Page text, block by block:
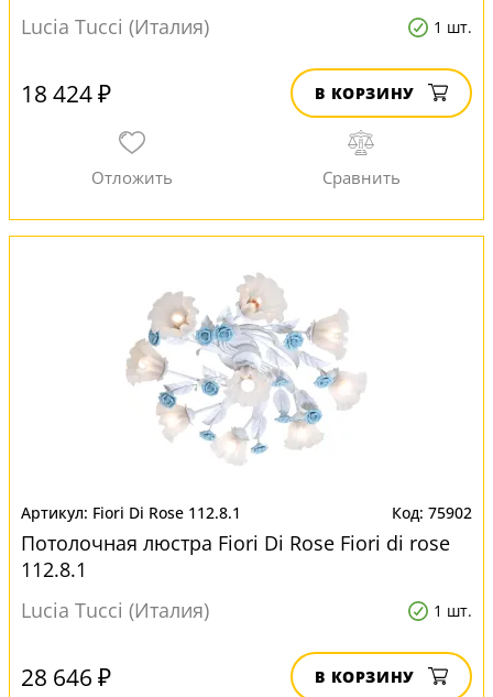
Lucia Tucci (Италия)
1 шт.
18 424 ₽ В КОРЗИНУ
Fiori Di Rose 112.8.1 75902
Потолочная люстра Fiori Di Rose Fiori di rose
112.8.1
Lucia Tucci (Италия)
1 шт.
28 646 ₽ В КОРЗИНУ